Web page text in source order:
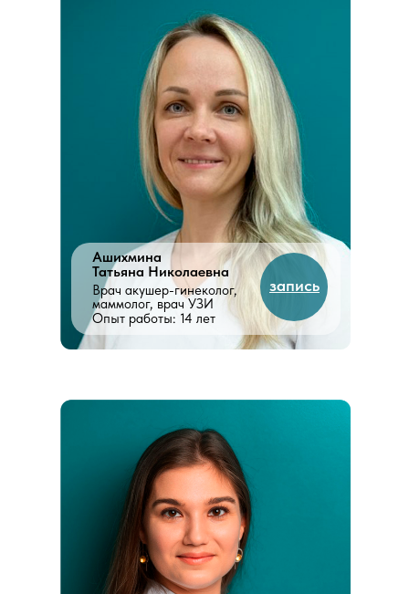
Врач акушер-гинеколог,
маммолог, врач УЗИ
Ашихмина
Татьяна Николаевна
Опыт работы: 14 лет
запись